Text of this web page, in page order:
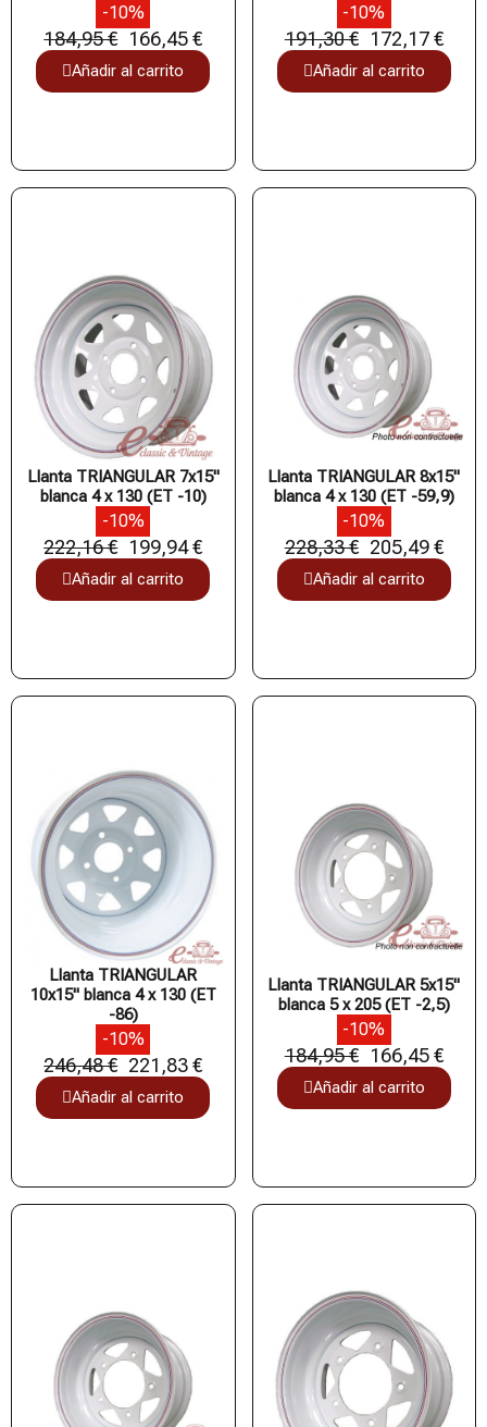
-10%
184,95 € 166,45 €
Añadir al carrito
-10%
191,30 € 172,17 €
Añadir al carrito
Llanta TRIANGULAR 7x15"
blanca 4 x 130 (ET -10)
-10%
222,16 € 199,94 €
Añadir al carrito
Llanta TRIANGULAR 8x15"
blanca 4 x 130 (ET -59,9)
-10%
228,33 € 205,49 €
Añadir al carrito
Llanta TRIANGULAR
10x15" blanca 4 x 130 (ET
-86)
-10%
246,48 € 221,83 €
Añadir al carrito
Llanta TRIANGULAR 5x15"
blanca 5 x 205 (ET -2,5)
-10%
184,95 € 166,45 €
Añadir al carrito